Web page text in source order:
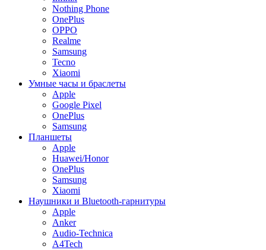
Nothing Phone
OnePlus
OPPO
Realme
Samsung
Tecno
Xiaomi
Умные часы и браслеты
Apple
Google Pixel
OnePlus
Samsung
Планшеты
Apple
Huawei/Honor
OnePlus
Samsung
Xiaomi
Наушники и Bluetooth-гарнитуры
Apple
Anker
Audio-Technica
A4Tech